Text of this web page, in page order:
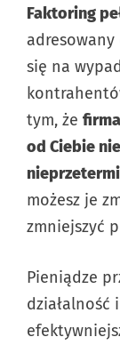
Faktoring
się na
tym, że
od Ciebie
możesz je
zmniejszyć
Pieniądze
działalność